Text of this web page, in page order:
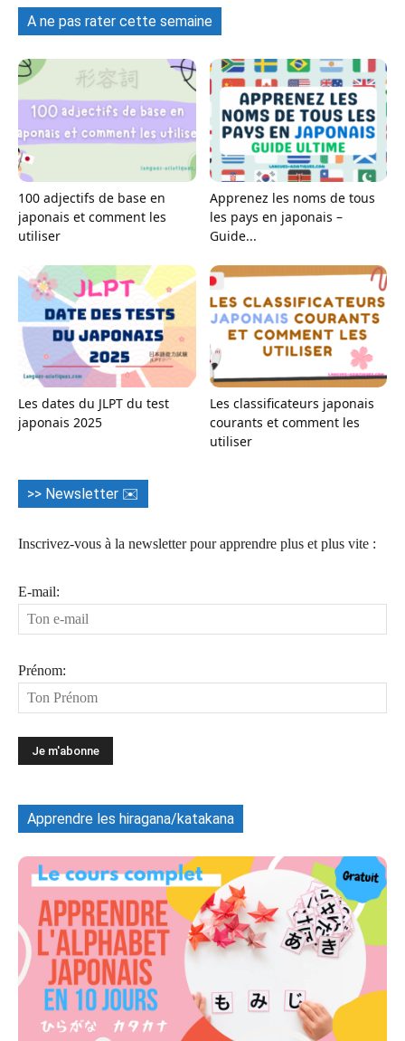
A ne pas rater cette semaine
100 adjectifs de base en
japonais et comment les
utiliser
Apprenez les noms de tous
les pays en japonais –
Guide...
Les dates du JLPT du test
japonais 2025
Les classificateurs japonais
courants et comment les
utiliser
>> Newsletter ✉️
Inscrivez-vous à la newsletter pour apprendre plus et plus vite :
E-mail:
Prénom:
Apprendre les hiragana/katakana